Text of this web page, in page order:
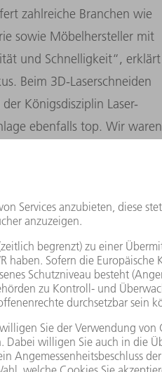
zahlreiche Branchen wie
sowie Möbelhersteller mit
und Schnelligkeit“, erklärt
Beim 3D-Laserschneiden
Königsdisziplin Laser-
ebenfalls top. Wir waren
Programmierung stecken